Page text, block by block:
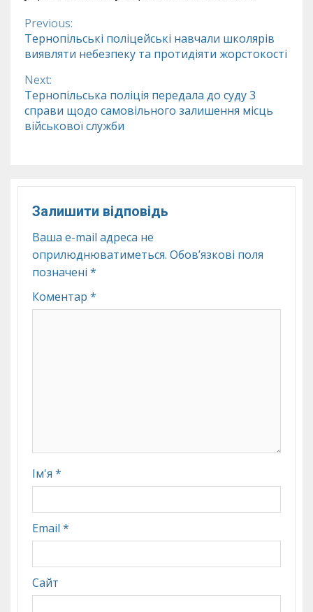
Continue
Reading
Previous:
Тернопільські поліцейські навчали школярів
виявляти небезпеку та протидіяти жорстокості
Next:
Тернопільська поліція передала до суду 3
справи щодо самовільного залишення місць
військової служби
Залишити відповідь
Ваша e-mail адреса не
оприлюднюватиметься. Обов’язкові поля
позначені *
Коментар *
Ім'я *
Email *
Сайт